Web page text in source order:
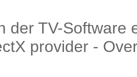
der TV-Software
provider -